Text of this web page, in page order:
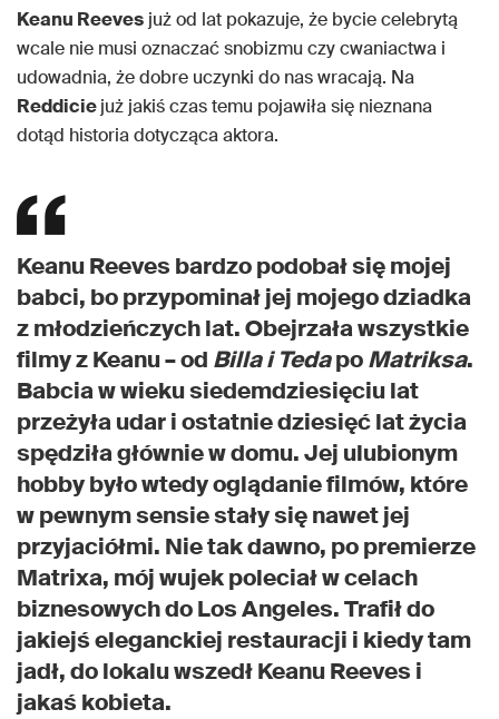
Keanu Reeves już od lat pokazuje, że bycie celebrytą
wcale nie musi oznaczać snobizmu czy cwaniactwa i
udowadnia, że dobre uczynki do nas wracają. Na
Reddiciejuż jakiś czas temu pojawiła się nieznana
dotąd historia dotycząca aktora.
Keanu Reeves bardzo podobał się mojej
babci, bo przypominał jej mojego dziadka
z młodzieńczych lat. Obejrzała wszystkie
filmy z Keanu – od Billa i TedapoMatriksa.
Babcia w wieku siedemdziesięciu lat
przeżyła udar i ostatnie dziesięć lat życia
spędziła głównie w domu. Jej ulubionym
hobby było wtedy oglądanie filmów, które
w pewnym sensie stały się nawet jej
przyjaciółmi. Nie tak dawno, po premierze
Matrixa, mój wujek poleciał w celach
biznesowych do Los Angeles. Trafił do
jakiejś eleganckiej restauracji i kiedy tam
jadł, do lokalu wszedł Keanu Reeves i
jakaś kobieta.